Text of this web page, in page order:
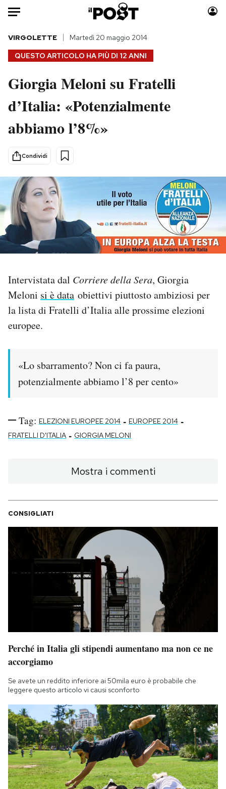
Auto
HOME
Italia
Politica
Tecnologia
Scienza
Economia
Sport
Moda
Consumismi
Mondiali calcio 2026
PODCAST
NEWSLETTER
I MIEI PREFERITI
CALENDARIO
Area Personale
Regala il Post
Esci
QUESTO ARTICOLO HA PIÙ DI 12 ANNI
VIRGOLETTE Martedì 20 maggio 2014
Giorgia Meloni su Fratelli
d’Italia: «Potenzialmente
abbiamo l’8%»
Condividi
Intervistata dal Corriere della Sera, Giorgia
Meloni si è data obiettivi piuttosto ambiziosi per
la lista di Fratelli d’Italia alle prossime elezioni
europee.
«Lo sbarramento? Non ci fa paura,
potenzialmente abbiamo l’8 per cento»
Tag: ELEZIONI EUROPEE 2014 - EUROPEE 2014 -
FRATELLI D'ITALIA - GIORGIA MELONI
Mostra i commenti
CONSIGLIATI
Perché in Italia gli stipendi aumentano ma non ce ne
accorgiamo
Se avete un reddito inferiore ai 50mila euro è probabile che
leggere questo articolo vi causi sconforto